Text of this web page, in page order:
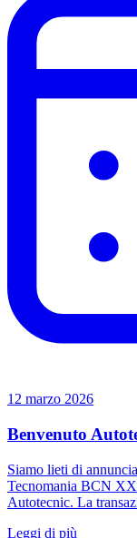
12 marzo 2026
Benvenuto
Siamo lieti di
Tecnomania BCN
Autotecnic. La
Leggi di più